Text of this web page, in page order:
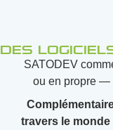
Des
SATODEV
ou en propre —
travers le monde